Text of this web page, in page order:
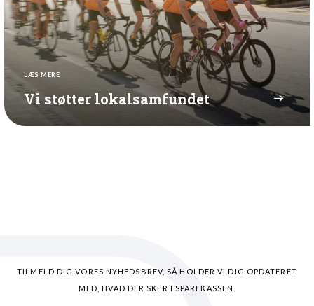
LÆS MERE
Vi støtter lokalsamfundet
TILMELD DIG VORES NYHEDSBREV, SÅ HOLDER VI DIG OPDATERET
MED, HVAD DER SKER I SPAREKASSEN.